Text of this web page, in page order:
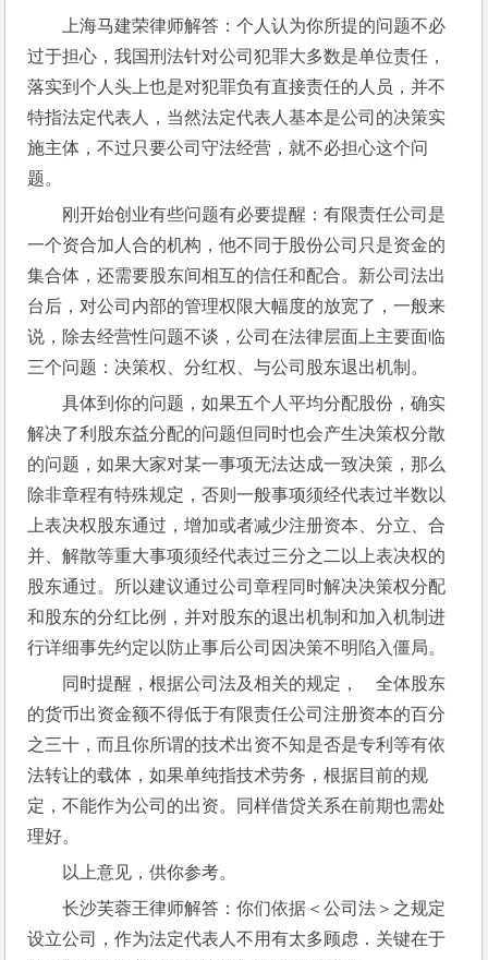
上海马建荣律师解答：个人认为你所提的问题不必
过于担心，我国刑法针对公司犯罪大多数是单位责任，
落实到个人头上也是对犯罪负有直接责任的人员，并不
特指法定代表人，当然法定代表人基本是公司的决策实
施主体，不过只要公司守法经营，就不必担心这个问
题。
刚开始创业有些问题有必要提醒：有限责任公司是
一个资合加人合的机构，他不同于股份公司只是资金的
集合体，还需要股东间相互的信任和配合。新公司法出
台后，对公司内部的管理权限大幅度的放宽了，一般来
说，除去经营性问题不谈，公司在法律层面上主要面临
三个问题：决策权、分红权、与公司股东退出机制。
具体到你的问题，如果五个人平均分配股份，确实
解决了利股东益分配的问题但同时也会产生决策权分散
的问题，如果大家对某一事项无法达成一致决策，那么
除非章程有特殊规定，否则一般事项须经代表过半数以
上表决权股东通过，增加或者减少注册资本、分立、合
并、解散等重大事项须经代表过三分之二以上表决权的
股东通过。所以建议通过公司章程同时解决决策权分配
和股东的分红比例，并对股东的退出机制和加入机制进
行详细事先约定以防止事后公司因决策不明陷入僵局。
同时提醒，根据公司法及相关的规定，    全体股东
的货币出资金额不得低于有限责任公司注册资本的百分
之三十，而且你所谓的技术出资不知是否是专利等有依
法转让的载体，如果单纯指技术劳务，根据目前的规
定，不能作为公司的出资。同样借贷关系在前期也需处
理好。
以上意见，供你参考。
长沙芙蓉王律师解答：你们依据＜公司法＞之规定
设立公司，作为法定代表人不用有太多顾虑．关键在于